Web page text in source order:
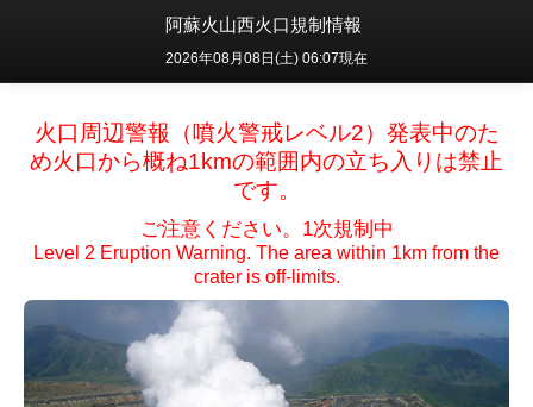
阿蘇火山西火口規制情報
2026年08月08日(土) 06:07現在
火口周辺警報（噴火警戒レベル2）発表中のた
め火口から概ね1kmの範囲内の立ち入りは禁止
です。
ご注意ください。1次規制中
Level 2 Eruption Warning. The area within 1km from the
crater is off-limits.